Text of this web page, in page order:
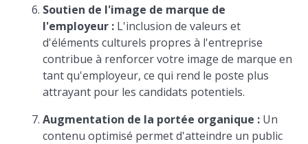
Soutien de l'image de marque de
l'employeur : L'inclusion de valeurs et
d'éléments culturels propres à l'entreprise
contribue à renforcer votre image de marque en
tant qu'employeur, ce qui rend le poste plus
attrayant pour les candidats potentiels.
Augmentation de la portée organique : Un
contenu optimisé permet d'atteindre un public